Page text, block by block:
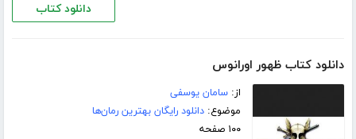
دانلود کتاب
دانلود کتاب ظهور اورانوس
از:سامان یوسفی
موضوع:دانلود رایگان بهترین رمان‌ها
۱۰۰ صفحه